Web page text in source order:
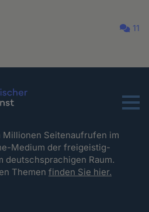
11
Menu
Seitenaufrufen im
Medium der freigeistig-
deutschsprachigen Raum.
Themenfinden Sie hier.